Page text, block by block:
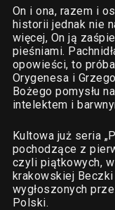
On i ona, razem i
historii jednak nie
więcej, On ją
pieśniami.
opowieści, to
Orygenesa i
Bożego pomysłu
intelektem i
Kultowa już seria
pochodzące z
czyli piątkowych,
krakowskiej
wygłoszonych
Polski.